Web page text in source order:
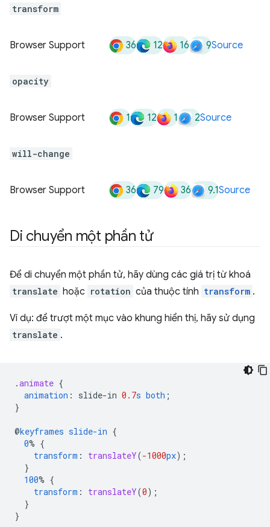
transform
Browser Support 36 12 16 9Source
opacity
Browser Support 1 12 1 2Source
will-change
Browser Support 36 79 36 9.1Source
Di chuyển một phần tử
Để di chuyển một phần tử, hãy dùng các giá trị từ khoá
translate hoặc rotation của thuộc tính transform .
Ví dụ: để trượt một mục vào khung hiển thị, hãy sử dụng
translate .
.animate {
animation : slide-in 0.7s both ;
}
@keyframes slide-in {
0% {
transform : translateY(-1000px);
}
100% {
transform : translateY(0);
}
}